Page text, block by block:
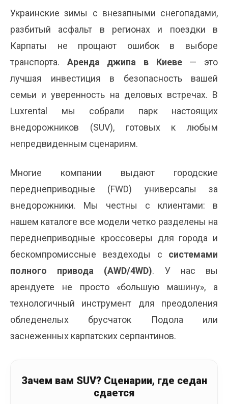
Украинские зимы с внезапными снегопадами,
разбитый асфальт в регионах и поездки в
Карпаты не прощают ошибок в выборе
транспорта. Аренда джипа в Киеве— это
лучшая инвестиция в безопасность вашей
семьи и уверенность на деловых встречах. В
Luxrental мы собрали парк настоящих
внедорожников (SUV), готовых к любым
непредвиденным сценариям.
Многие компании выдают городские
переднеприводные (FWD) универсалы за
внедорожники. Мы честны с клиентами: в
нашем каталоге все модели четко разделены на
переднеприводные кроссоверы для города и
бескомпромиссные вездеходы с системами
полного привода (AWD/4WD). У нас вы
арендуете не просто «большую машину», а
технологичный инструмент для преодоления
обледенелых брусчаток Подола или
заснеженных карпатских серпантинов.
Зачем вам SUV? Сценарии, где седан
сдается